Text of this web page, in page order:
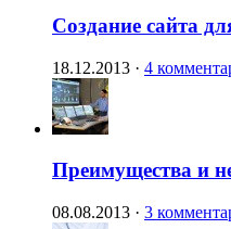
Создание сайта
18.12.2013 · 4
Преимущества и
08.08.2013 · 3